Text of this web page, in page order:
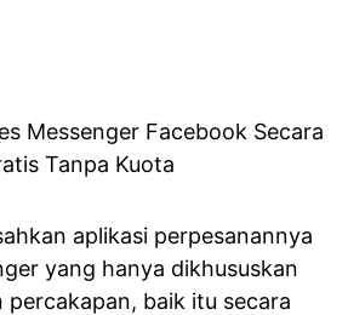
aplikasi perpesanannya
yang hanya dikhususkan
percakapan, baik itu secara